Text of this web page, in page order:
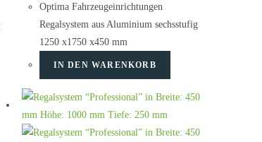
Optima Fahrzeugeinrichtungen
Regalsystem aus Aluminium sechsstufig
1250 x1750 x450 mm
IN DEN WARENKORB